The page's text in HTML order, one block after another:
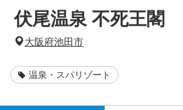
伏尾温泉 不死王閣
大阪府池田市
温泉・スパリゾート